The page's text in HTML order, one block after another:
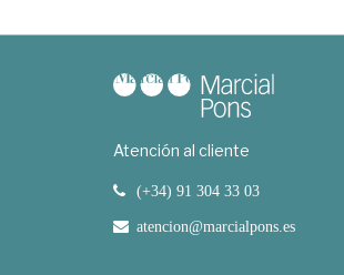
Atención al cliente
(+34) 91 304 33 03
atencion@marcialpons.es